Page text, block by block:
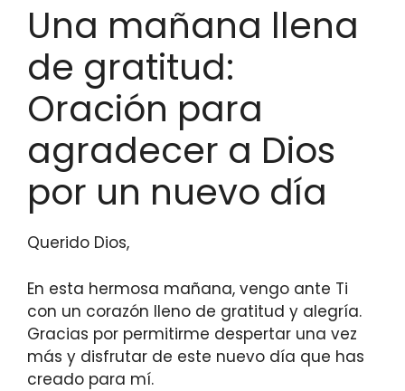
Una mañana llena
de gratitud:
Oración para
agradecer a Dios
por un nuevo día
Querido Dios,
En esta hermosa mañana, vengo ante Ti
con un corazón lleno de gratitud y alegría.
Gracias por permitirme despertar una vez
más y disfrutar de este nuevo día que has
creado para mí.